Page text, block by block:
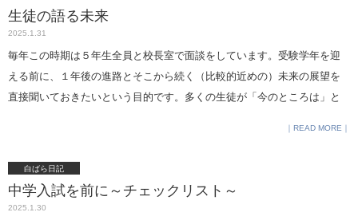
zoomで各教室にいる生徒たちに感謝の思いを伝えています。[/caption]
ニケーションをとっていました。 [caption id="attachment_49487"
した。[/caption] ＊＊＊＊＊＊ 現在、高校一年生にはアイスランド、ア
メリカ、ドイツ、フランスから来た留学生4名が在籍しています。 来月の
International Dayでは、留学生が4カ国のお料理教室を開催します。 参加
生徒の語る未来
2025.1.31
毎年この時期は５年生全員と校長室で面談をしています。受験学年を迎
える前に、１年後の進路とそこから続く（比較的近めの）未来の展望を
直接聞いておきたいという目的です。多くの生徒が「今のところは」と
くれている生徒が、卒業後どのような道を辿っていくのかが本当に楽し
いと特別講座を実施してくれることが増えてきました。今週月曜日には
READ MORE
白ばら日記
中学入試を前に～チェックリスト～
2025.1.30